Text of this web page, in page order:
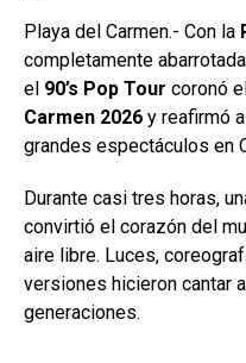
Playa del Carmen.- Con la
completamente
el 90’s Pop Tour coronó
Carmen 2026 y reafirmó
grandes espectáculos en
Durante casi tres horas,
convirtió el corazón del
aire libre. Luces,
versiones hicieron cantar
generaciones.